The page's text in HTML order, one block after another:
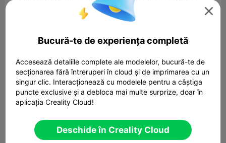
friends Audi driver's side sun visor, and it fits
well, not too tight as to leave an ugly dent in
the visor, it looks good and I got the PLA colour
doesn't look out of place.

Bucură-te de experiența completă
Accesează detaliile complete ale modelelor, bucură-te de
secționarea fără întreruperi în cloud și de imprimarea cu un
singur clic. Interacționează cu modelele pentru a câștiga
puncte exclusive și a debloca mai multe surprize, doar în
aplicația Creality Cloud!
Deschide în Creality Cloud